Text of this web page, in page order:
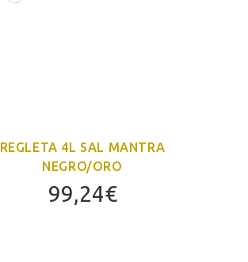
REGLETA 4L SAL MANTRA
NEGRO/ORO
99,24€